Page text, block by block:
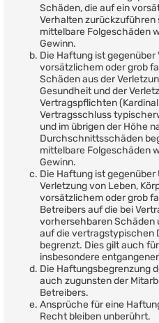
Schäden, die auf ein
Verhalten zurückzuführen
mittelbare Folgeschäden
Gewinn.
Die Haftung ist
vorsätzlichem oder grob
Schäden aus der
Gesundheit und der
Vertragspflichten
Vertragsschluss
und im übrigen der Höhe
Durchschnittsschäden
mittelbare Folgeschäden
Gewinn.
Die Haftung ist
Verletzung von Leben,
vorsätzlichem oder grob
Betreibers auf die bei
vorhersehbaren Schäden
auf die
begrenzt. Dies gilt auch
insbesondere
Die Haftungsbegrenzung
auch zugunsten der
Betreibers.
Ansprüche für eine
Recht bleiben unberührt.